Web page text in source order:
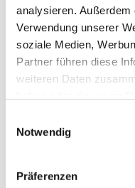
analysieren.
Verwendung unserer
soziale Medien,
Partner führen diese
weiteren Daten
Notwendig
Präferenzen